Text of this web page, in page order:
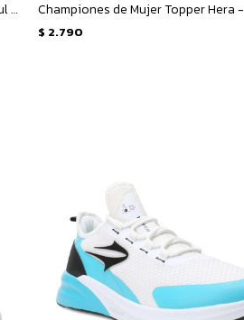
Championes de Mujer Topper Boro Iii - Azul - Fucsia
$ 2.790